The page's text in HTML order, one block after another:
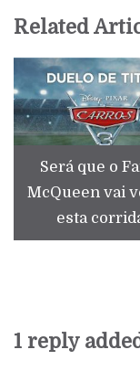
Related
Será que o
McQueen vai
esta
1 reply